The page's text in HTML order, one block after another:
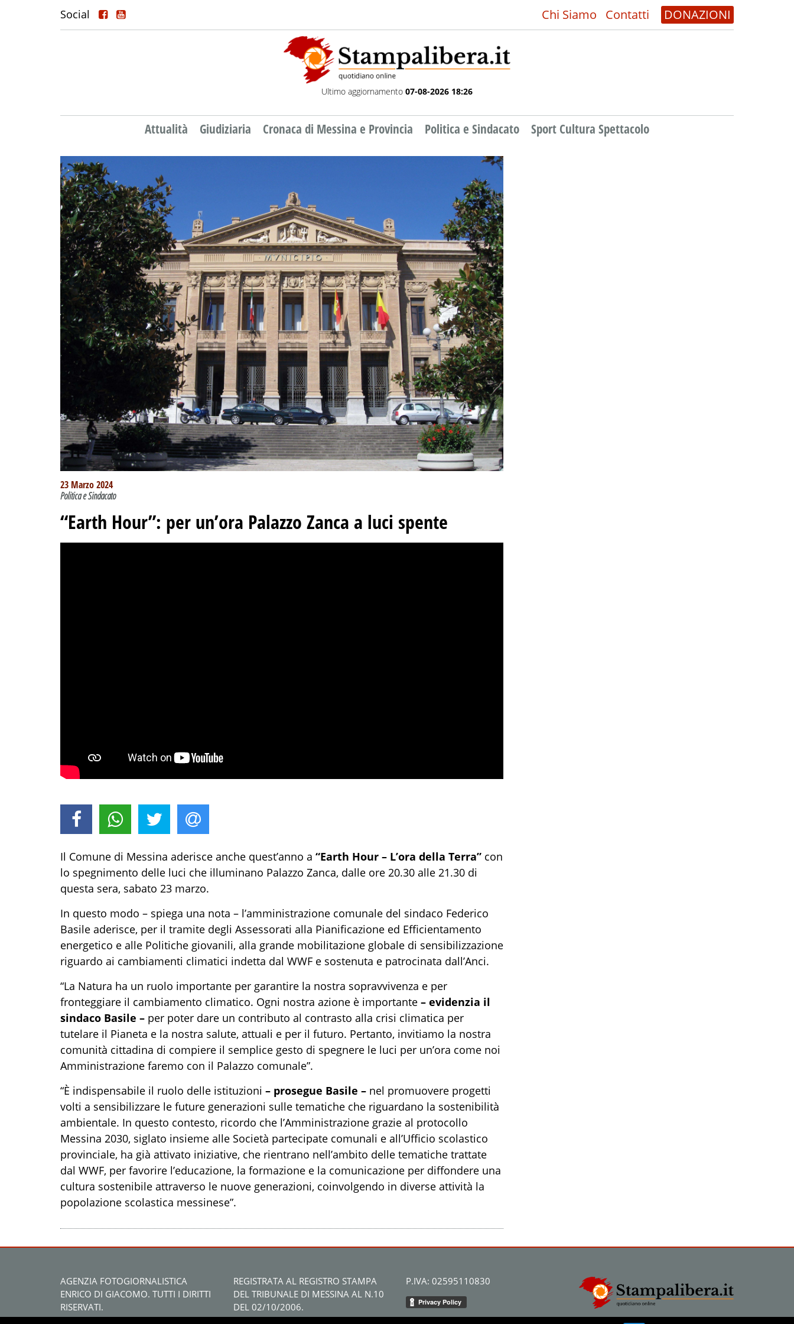
Social Chi Siamo Contatti DONAZIONI
Ultimo aggiornamento 07-08-2026 18:26
Attualità Giudiziaria Cronaca di Messina e Provincia Politica e Sindacato Sport Cultura Spettacolo
23 Marzo 2024
Politica e Sindacato
“Earth Hour”: per un’ora Palazzo Zanca a luci spente
Il Comune di Messina aderisce anche quest’anno a “Earth Hour – L’ora della Terra” con
lo spegnimento delle luci che illuminano Palazzo Zanca, dalle ore 20.30 alle 21.30 di
questa sera, sabato 23 marzo.
In questo modo – spiega una nota – l’amministrazione comunale del sindaco Federico
Basile aderisce, per il tramite degli Assessorati alla Pianificazione ed Efficientamento
energetico e alle Politiche giovanili, alla grande mobilitazione globale di sensibilizzazione
riguardo ai cambiamenti climatici indetta dal WWF e sostenuta e patrocinata dall’Anci.
“La Natura ha un ruolo importante per garantire la nostra sopravvivenza e per
fronteggiare il cambiamento climatico. Ogni nostra azione è importante – evidenzia il
sindaco Basile – per poter dare un contributo al contrasto alla crisi climatica per
tutelare il Pianeta e la nostra salute, attuali e per il futuro. Pertanto, invitiamo la nostra
comunità cittadina di compiere il semplice gesto di spegnere le luci per un’ora come noi
Amministrazione faremo con il Palazzo comunale”.
“È indispensabile il ruolo delle istituzioni – prosegue Basile – nel promuovere progetti
volti a sensibilizzare le future generazioni sulle tematiche che riguardano la sostenibilità
ambientale. In questo contesto, ricordo che l’Amministrazione grazie al protocollo
Messina 2030, siglato insieme alle Società partecipate comunali e all’Ufficio scolastico
provinciale, ha già attivato iniziative, che rientrano nell’ambito delle tematiche trattate
dal WWF, per favorire l’educazione, la formazione e la comunicazione per diffondere una
cultura sostenibile attraverso le nuove generazioni, coinvolgendo in diverse attività la
popolazione scolastica messinese”.
AGENZIA FOTOGIORNALISTICA
ENRICO DI GIACOMO. TUTTI I DIRITTI
RISERVATI.
REGISTRATA AL REGISTRO STAMPA
DEL TRIBUNALE DI MESSINA AL N.10
DEL 02/10/2006.
P.IVA: 02595110830